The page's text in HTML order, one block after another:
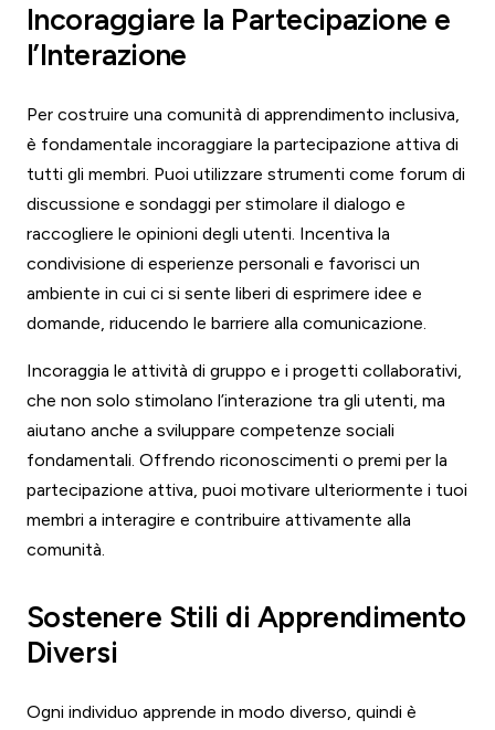
Incoraggiare la Partecipazione e
l’Interazione
Per costruire una comunità di apprendimento inclusiva,
è fondamentale incoraggiare la partecipazione attiva di
tutti gli membri. Puoi utilizzare strumenti come forum di
discussione e sondaggi per stimolare il dialogo e
raccogliere le opinioni degli utenti. Incentiva la
condivisione di esperienze personali e favorisci un
ambiente in cui ci si sente liberi di esprimere idee e
domande, riducendo le barriere alla comunicazione.
Incoraggia le attività di gruppo e i progetti collaborativi,
che non solo stimolano l’interazione tra gli utenti, ma
aiutano anche a sviluppare competenze sociali
fondamentali. Offrendo riconoscimenti o premi per la
partecipazione attiva, puoi motivare ulteriormente i tuoi
membri a interagire e contribuire attivamente alla
comunità.
Sostenere Stili di Apprendimento
Diversi
Ogni individuo apprende in modo diverso, quindi è